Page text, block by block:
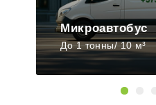
Микроавтобус
До 1 тонны/ 10 м³